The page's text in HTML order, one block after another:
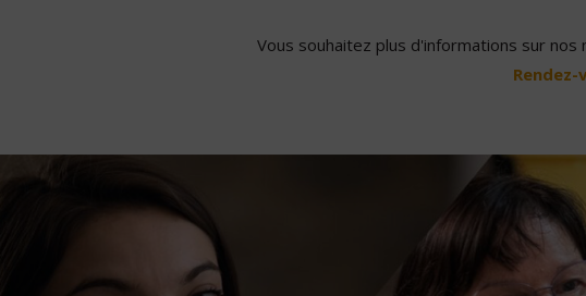
Vous souhaitez plus d'informations sur